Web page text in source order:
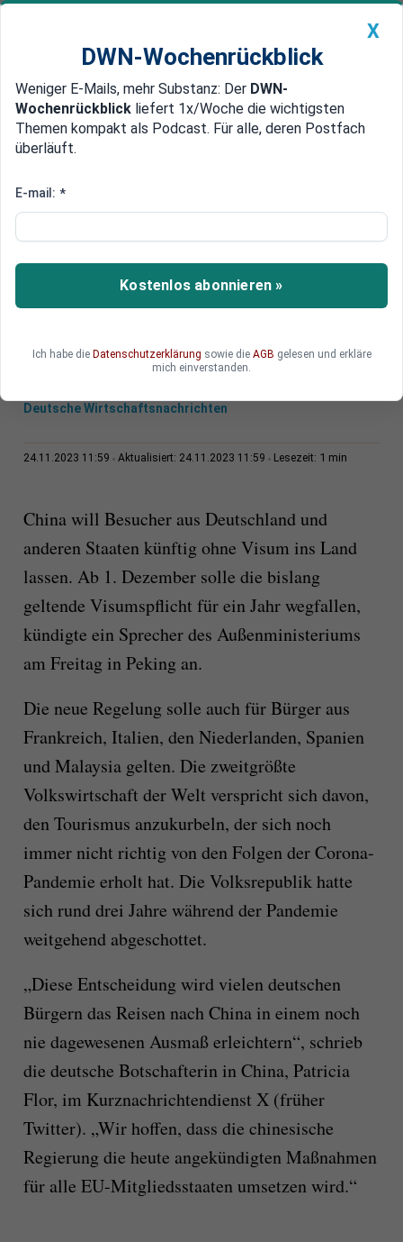
Newsticker MEIN DWN: Geldanlage Premium
Edelmetalle DWN-Magazin China
China ermöglicht Deutschen
Deutsche können ab Anfang Dezember ohne
Visum nach China einreisen. Die Wirtschaft zeigt
sich sehr erfreut und spricht von einem Schub
Deutsche Wirtschaftsnachrichten
24.11.2023 11:59 Aktualisiert: 24.11.2023 11:59 Lesezeit: 1 min
China will Besucher aus Deutschland und
anderen Staaten künftig ohne Visum ins Land
lassen. Ab 1. Dezember solle die bislang
geltende Visumspflicht für ein Jahr wegfallen,
kündigte ein Sprecher des Außenministeriums
am Freitag in Peking an.
Die neue Regelung solle auch für Bürger aus
Frankreich, Italien, den Niederlanden, Spanien
und Malaysia gelten. Die zweitgrößte
Volkswirtschaft der Welt verspricht sich davon,
den Tourismus anzukurbeln, der sich noch
immer nicht richtig von den Folgen der Corona-
Pandemie erholt hat. Die Volksrepublik hatte
sich rund drei Jahre während der Pandemie
weitgehend abgeschottet.
„Diese Entscheidung wird vielen deutschen
Bürgern das Reisen nach China in einem noch
nie dagewesenen Ausmaß erleichtern“, schrieb
die deutsche Botschafterin in China, Patricia
Flor, im Kurznachrichtendienst X (früher
Twitter). „Wir hoffen, dass die chinesische
Regierung die heute angekündigten Maßnahmen
für alle EU-Mitgliedsstaaten umsetzen wird.“
X
DWN-Wochenrückblick
Weniger E-Mails, mehr Substanz: Der DWN-
Wochenrückblick liefert 1x/Woche die wichtigsten
Themen kompakt als Podcast. Für alle, deren Postfach
überläuft.
E-mail: *
Kostenlos abonnieren »
Ich habe die Datenschutzerklärung sowie die AGB gelesen und erkläre
mich einverstanden.